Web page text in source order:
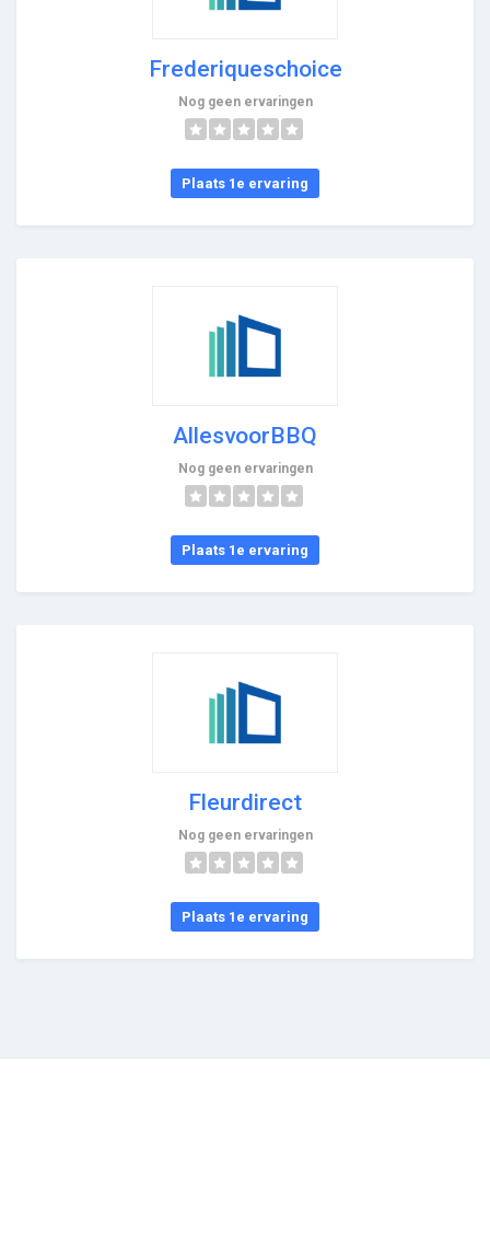
Frederiqueschoice
Nog geen ervaringen
Plaats 1e ervaring
AllesvoorBBQ
Nog geen ervaringen
Plaats 1e ervaring
Fleurdirect
Nog geen ervaringen
Plaats 1e ervaring